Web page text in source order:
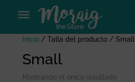
Inicio/ Talla del producto / Small
Small
Mostrando el único resultado